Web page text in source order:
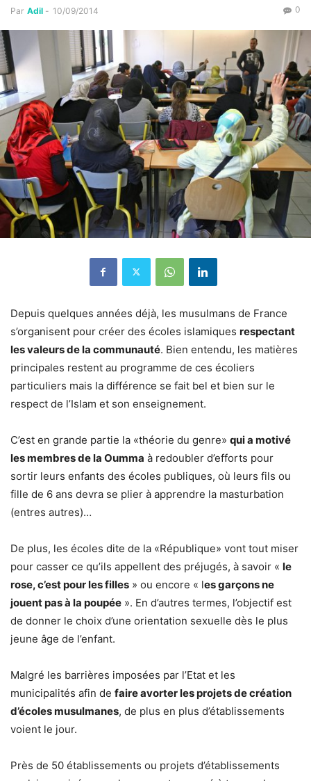
Par Adil - 10/09/2014 0
Depuis quelques années déjà, les musulmans de France
s’organisent pour créer des écoles islamiques respectant
les valeurs de la communauté. Bien entendu, les matières
principales restent au programme de ces écoliers
particuliers mais la différence se fait bel et bien sur le
respect de l’Islam et son enseignement.
C’est en grande partie la «théorie du genre» qui a motivé
les membres de la Oumma à redoubler d’efforts pour
sortir leurs enfants des écoles publiques, où leurs fils ou
fille de 6 ans devra se plier à apprendre la masturbation
(entres autres)…
De plus, les écoles dite de la «République» vont tout miser
pour casser ce qu’ils appellent des préjugés, à savoir « le
rose, c’est pour les filles » ou encore « les garçons ne
jouent pas à la poupée ». En d’autres termes, l’objectif est
de donner le choix d’une orientation sexuelle dès le plus
jeune âge de l’enfant.
Malgré les barrières imposées par l’Etat et les
municipalités afin de faire avorter les projets de création
d’écoles musulmanes, de plus en plus d’établissements
voient le jour.
Près de 50 établissements ou projets d’établissements